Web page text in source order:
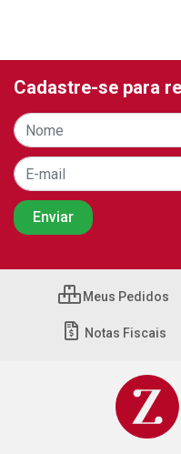
Cadastre-se para
Meus Pedidos
Notas Fiscais